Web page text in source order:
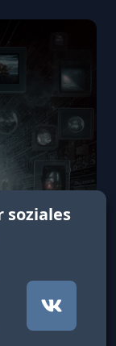
soziales